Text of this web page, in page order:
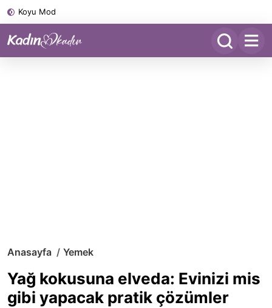
Koyu Mod
Anasayfa Yemek
Yağ kokusuna elveda: Evinizi mis
gibi yapacak pratik çözümler